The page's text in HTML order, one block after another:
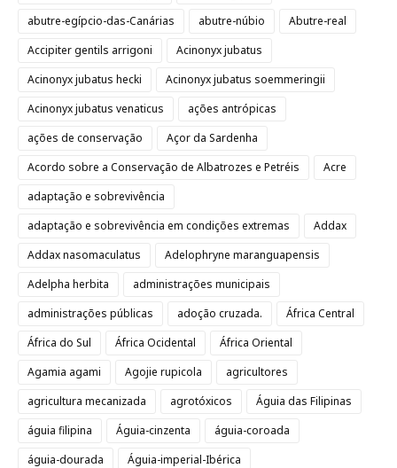
abutre-egípcio-das-Canárias
abutre-núbio
Abutre-real
Accipiter gentils arrigoni
Acinonyx jubatus
Acinonyx jubatus hecki
Acinonyx jubatus soemmeringii
Acinonyx jubatus venaticus
ações antrópicas
ações de conservação
Açor da Sardenha
Acordo sobre a Conservação de Albatrozes e Petréis
Acre
adaptação e sobrevivência
adaptação e sobrevivência em condições extremas
Addax
Addax nasomaculatus
Adelophryne maranguapensis
Adelpha herbita
administrações municipais
administrações públicas
adoção cruzada.
África Central
África do Sul
África Ocidental
África Oriental
Agamia agami
Agojie rupicola
agricultores
agricultura mecanizada
agrotóxicos
Águia das Filipinas
águia filipina
Águia-cinzenta
águia-coroada
águia-dourada
Águia-imperial-Ibérica